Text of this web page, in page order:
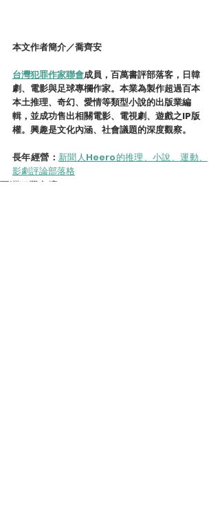
本文作者簡介／喬齊安
台灣犯罪作家聯會成員，百萬書評部落客，日韓
劇、電影與足球專欄作家。本業為製作超過百本
本土推理、奇幻、愛情等類型小說的出版業編
輯，並成功售出相關電影、電視劇、遊戲之IP版
權。興趣是文化內涵、社會議題的深度觀察。
長年經營： 新聞人Heero的推理、小說、運動、
影劇評論部落格
亞洲犯罪文壇